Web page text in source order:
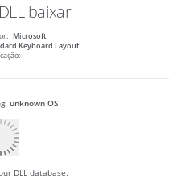
baixar
Microsoft
Keyboard Layout
unknown OS
DLL database.